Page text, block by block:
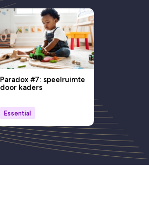
Paradox #7: speelruimte
door kaders
Essential